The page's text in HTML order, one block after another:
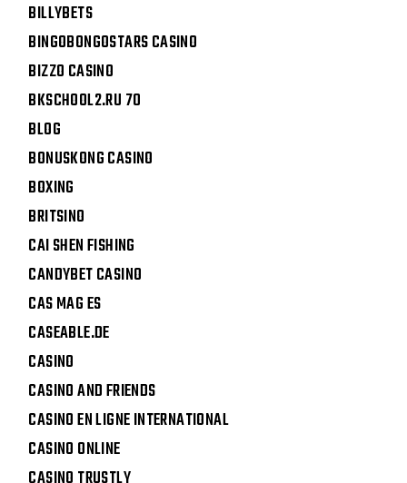
BILLYBETS
BINGOBONGOSTARS CASINO
BIZZO CASINO
BKSCHOOL2.RU 70
BLOG
BONUSKONG CASINO
BOXING
BRITSINO
CAI SHEN FISHING
CANDYBET CASINO
CAS MAG ES
CASEABLE.DE
CASINO
CASINO AND FRIENDS
CASINO EN LIGNE INTERNATIONAL
CASINO ONLINE